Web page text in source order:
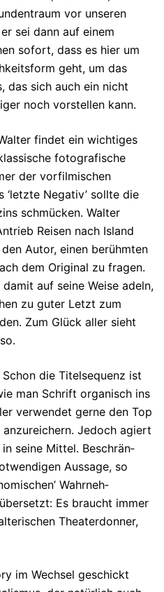
vor unseren
sei dann auf einem
sofort, dass es hier um
geht, um das
das sich auch ein nicht
noch vorstellen kann.
findet ein wichtiges
fotografische
der vorfilmischen
‘letzte Negativ’ sollte die
schmücken. Walter
Rei­sen nach Island
Autor, einen be­rühm­ten
dem Original zu fragen.
auf seine Weise adeln,
zu guter Letzt zum
Zum Glück aller sieht
die Ti­tel­sequenz ist
man Schrift organisch ins
verwendet gerne den Top
Jedoch agiert
seine Mit­tel. Beschrän­
Aussa­ge, so
Wahrneh­
Es braucht immer
Theaterdonner,
im Wechsel geschickt